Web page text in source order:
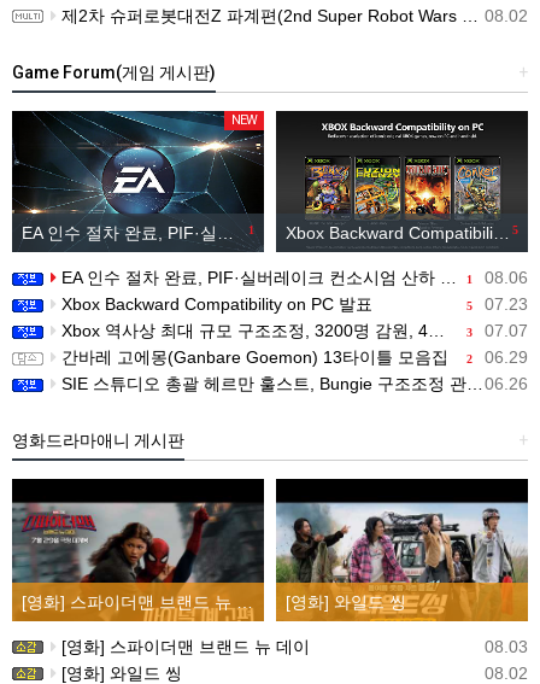
08.02
제2차 슈퍼로봇대전Z 파계편(2nd Super Robot Wars Z: Break the World Chapter) Remastered 제작 결정
+
Game Forum(게임 게시판)
NEW
1
EA 인수 절차 완료, PIF·실버레이크 컨소시엄 산하 편입 5
Xbox Backward Compatibility on PC 발표
1 08.06
EA 인수 절차 완료, PIF·실버레이크 컨소시엄 산하 편입
5 07.23
Xbox Backward Compatibility on PC 발표
3 07.07
Xbox 역사상 최대 규모 구조조정, 3200명 감원, 4개 스튜디오 분리
2 06.29
간바레 고에몽(Ganbare Goemon) 13타이틀 모음집
06.26
SIE 스튜디오 총괄 헤르만 훌스트, Bungie 구조조정 관련 직원 메시지 공개
+
영화드라마애니 게시판
[영화] 와일드 씽
08.03
[영화] 스파이더맨 브랜드 뉴 데이
08.02
[영화] 와일드 씽